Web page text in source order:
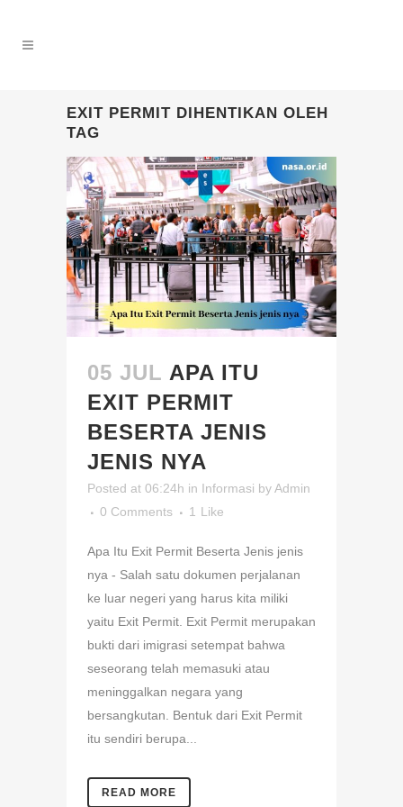
EXIT PERMIT DIHENTIKAN OLEH
TAG
05 JUL APA ITU
EXIT PERMIT
BESERTA JENIS
JENIS NYA
Posted at 06:24h in Informasi byAdmin
0 Comments
1 Like
Apa Itu Exit Permit Beserta Jenis jenis
nya - Salah satu dokumen perjalanan
ke luar negeri yang harus kita miliki
yaitu Exit Permit. Exit Permit merupakan
bukti dari imigrasi setempat bahwa
seseorang telah memasuki atau
meninggalkan negara yang
bersangkutan. Bentuk dari Exit Permit
itu sendiri berupa...
READ MORE